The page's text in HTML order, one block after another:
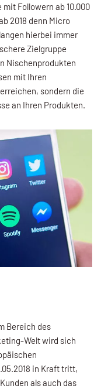
Followern ab 10.000
2018 denn Micro
hierbei immer
Zielgruppe
Nischenprodukten
mit Ihren
sondern die
an Ihren Produkten.
Bereich des
Welt wird sich
in Kraft tritt,
als auch das